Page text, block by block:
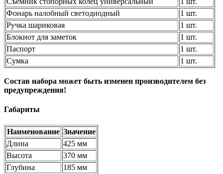
Фонарь налобный светодиодный
1 шт.
Ручка шариковая
1 шт.
Блокнот для заметок
1 шт.
Паспорт
1 шт.
Сумка
1 шт.
Состав набора может быть изменен производителем без
предупреждения!
Габариты
Наименование Значение
Длина
425 мм
Высота
370 мм
Глубина
185 мм